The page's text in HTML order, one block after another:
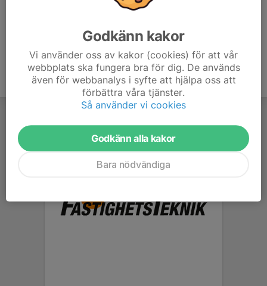
Godkänn kakor
Vi använder oss av kakor (cookies) för att vår
webbplats ska fungera bra för dig. De används
även för webbanalys i syfte att hjälpa oss att
förbättra våra tjänster.
Så använder vi cookies
Godkänn alla kakor
Bara nödvändiga